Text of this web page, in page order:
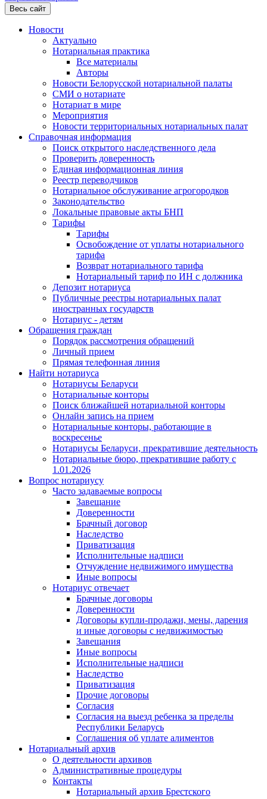
Весь сайт
Новости
Актуально
Нотариальная практика
Все материалы
Авторы
Новости Белорусской нотариальной палаты
СМИ о нотариате
Нотариат в мире
Мероприятия
Новости территориальных нотариальных палат
Справочная информация
Поиск открытого наследственного дела
Проверить доверенность
Единая информационная линия
Реестр переводчиков
Нотариальное обслуживание агрогородков
Законодательство
Локальные правовые акты БНП
Тарифы
Тарифы
Освобождение от уплаты нотариального
тарифа
Возврат нотариального тарифа
Нотариальный тариф по ИН с должника
Депозит нотариуса
Публичные реестры нотариальных палат
иностранных государств
Нотариус - детям
Обращения граждан
Порядок рассмотрения обращений
Личный прием
Прямая телефонная линия
Найти нотариуса
Нотариусы Беларуси
Нотариальные конторы
Поиск ближайшей нотариальной конторы
Онлайн запись на прием
Нотариальные конторы, работающие в
воскресенье
Нотариусы Беларуси, прекратившие деятельность
Нотариальные бюро, прекратившие работу с
1.01.2026
Вопрос нотариусу
Часто задаваемые вопросы
Завещание
Доверенности
Брачный договор
Наследство
Приватизация
Исполнительные надписи
Отчуждение недвижимого имущества
Иные вопросы
Нотариус отвечает
Брачные договоры
Доверенности
Договоры купли-продажи, мены, дарения
и иные договоры с недвижимостью
Завещания
Иные вопросы
Исполнительные надписи
Наследство
Приватизация
Прочие договоры
Согласия
Согласия на выезд ребенка за пределы
Республики Беларусь
Соглашения об уплате алиментов
Нотариальный архив
О деятельности архивов
Административные процедуры
Контакты
Нотариальный архив Брестского